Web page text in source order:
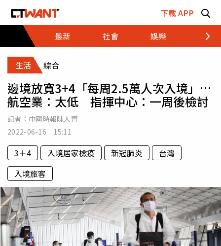
下載 APP
最新
社會 娛樂 財經
生活 綜合
邊境放寬3+4「每周2.5萬人次入境」…
航空業：太低 指揮中心：一周後檢討
記者： 中國時報陳人齊
2022-06-16 15:11
3＋4 入境居家檢疫 新冠肺炎
台灣
入境旅客